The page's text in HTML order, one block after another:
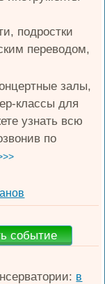
подростки
переводом,
залы,
классы для
узнать всю
по
в